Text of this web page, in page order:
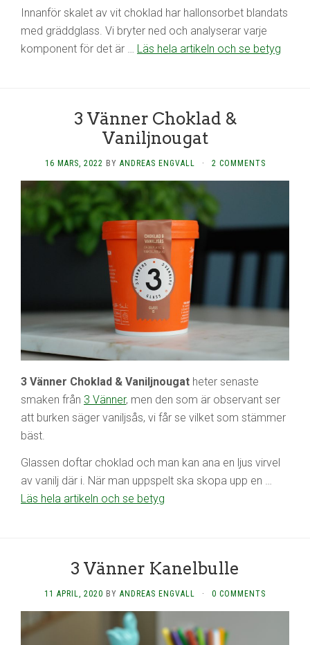
Innanför skalet av vit choklad har hallonsorbet blandats
med gräddglass. Vi bryter ned och analyserar varje
komponent för det är … Läs hela artikeln och se betyg
3 Vänner Choklad &
Vaniljnougat
16 MARS, 2022 BY ANDREAS ENGVALL · 2 COMMENTS
3 Vänner Choklad & Vaniljnougat heter senaste
smaken från 3 Vänner, men den som är observant ser
att burken säger vaniljsås, vi får se vilket som stämmer
bäst.
Glassen doftar choklad och man kan ana en ljus virvel
av vanilj där i. När man uppspelt ska skopa upp en …
Läs hela artikeln och se betyg
3 Vänner Kanelbulle
11 APRIL, 2020 BY ANDREAS ENGVALL · 0 COMMENTS